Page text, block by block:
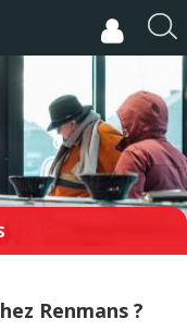
R
e
c
h
e
r
c
h
r
Renmans ?